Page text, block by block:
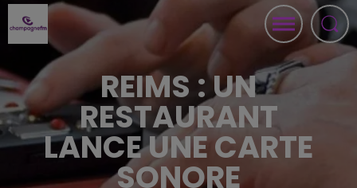
REIMS : UN
RESTAURANT
LANCE UNE CARTE
SONORE